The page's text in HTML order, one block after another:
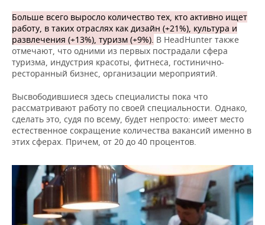
Больше всего выросло количество тех, кто активно ищет
работу, в таких отраслях как дизайн (+21%), культура и
развлечения (+13%), туризм (+9%). В HeadHunter также
отмечают, что одними из первых пострадали сфера
туризма, индустрия красоты, фитнеса, гостинично-
ресторанный бизнес, организации мероприятий.
Высвободившиеся здесь специалисты пока что
рассматривают работу по своей специальности. Однако,
сделать это, судя по всему, будет непросто: имеет место
естественное сокращение количества вакансий именно в
этих сферах. Причем, от 20 до 40 процентов.